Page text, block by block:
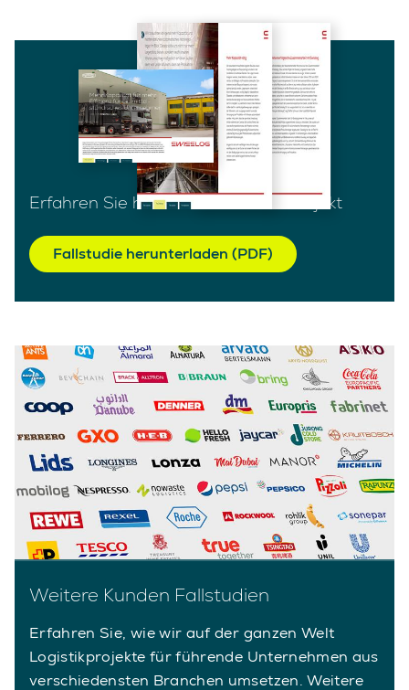
Erfahren Sie hier mehr über das Projekt
Fallstudie herunterladen (PDF)
Weitere Kunden Fallstudien
Erfahren Sie, wie wir auf der ganzen Welt
Logistikprojekte für führende Unternehmen aus
verschiedensten Branchen umsetzen. Weitere